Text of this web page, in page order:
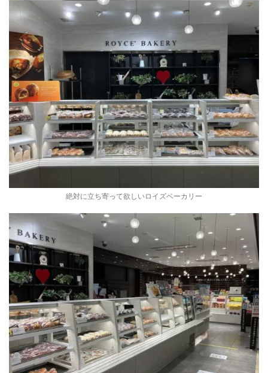
絶対に立ち寄って欲しいロイズベーカリー